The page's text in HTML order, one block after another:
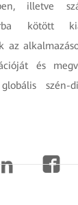
illetve
kötött
az
és
szén-